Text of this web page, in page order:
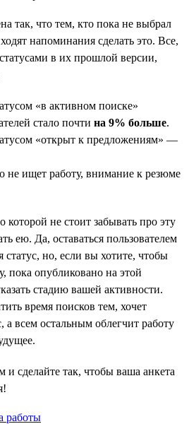
так, что тем, кто пока не выбрал
напоминания сделать это. Все,
в их прошлой версии,
«в активном поиске»
стало почти на 9% больше.
«открыт к предложениям» —
не ищет работу, внимание к резюме
не стоит забывать про эту
ею. Да, оставаться пользователем
но, если вы хотите, чтобы
пока опубликовано на этой
стадию вашей активности.
время поисков тем, хочет
а всем остальным облегчит работу
и сделайте так, чтобы ваша анкета
работы